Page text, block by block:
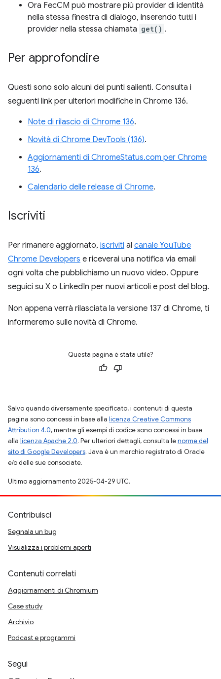
Ora FecCM può mostrare più provider di identità
nella stessa finestra di dialogo, inserendo tutti i
provider nella stessa chiamata get() .
Per approfondire
Questi sono solo alcuni dei punti salienti. Consulta i
seguenti link per ulteriori modifiche in Chrome 136.
Note di rilascio di Chrome 136.
Novità di Chrome DevTools (136).
Aggiornamenti di ChromeStatus.com per Chrome
136.
Calendario delle release di Chrome.
Iscriviti
Per rimanere aggiornato, iscriviti al canale YouTube
Chrome Developers e riceverai una notifica via email
ogni volta che pubblichiamo un nuovo video. Oppure
seguici su X o LinkedIn per nuovi articoli e post del blog.
Non appena verrà rilasciata la versione 137 di Chrome, ti
informeremo sulle novità di Chrome.
Questa pagina è stata utile?
Salvo quando diversamente specificato, i contenuti di questa
pagina sono concessi in base alla licenza Creative Commons
Attribution 4.0, mentre gli esempi di codice sono concessi in base
alla licenza Apache 2.0. Per ulteriori dettagli, consulta lenorme del
sito di Google Developers. Java è un marchio registrato di Oracle
e/o delle sue consociate.
Ultimo aggiornamento 2025-04-29 UTC.
Contribuisci
Segnala un bug
Visualizza i problemi aperti
Contenuti correlati
Aggiornamenti di Chromium
Case study
Archivio
Podcast e programmi
Segui